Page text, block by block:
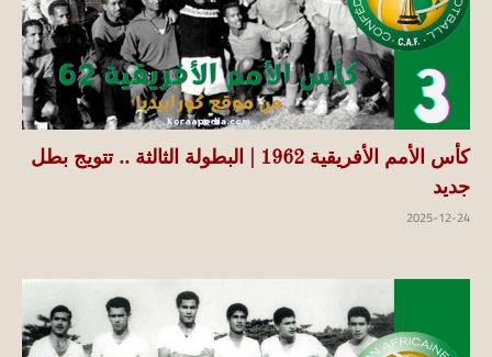
كأس الأمم الأفريقية 1962 | البطولة الثالثة .. تتويج بطل
جديد
2025-12-24